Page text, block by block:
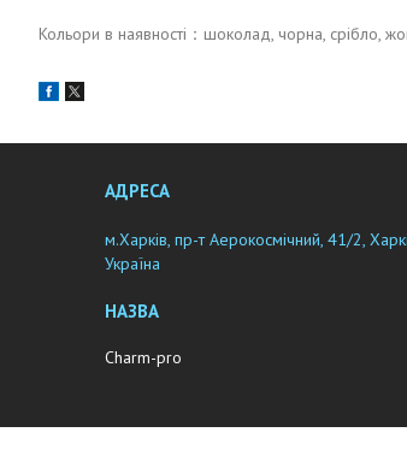
Кольори в наявності：шоколад, чорна, срібло,
м.Харків, пр-т Аерокосмічний, 41/2,
Україна
Charm-pro